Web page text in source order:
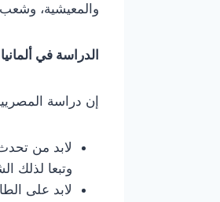
والمعيشية، وشعب
الدراسة في ألمانيا
إن دراسة
لابد من
وتبعا لذلك
لابد على